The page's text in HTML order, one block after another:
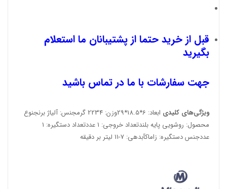
قبل از خرید حتما از پشتیبانان ما استعلام
بگیرید
جهت سفارشات با ما در تماس باشید
ویژگی‌های کلیدی
ابعاد: 6*18.5*29وزن: 2234 گرمجنس: آلیاژ برنجنوع
محصول: روشویی پایه بلندتعداد خروجی: 1 عددتعداد دستگیره: 1
عددجنس دستگیره: زاماکآبدهی: 7-11 لیتر بر دقیقه